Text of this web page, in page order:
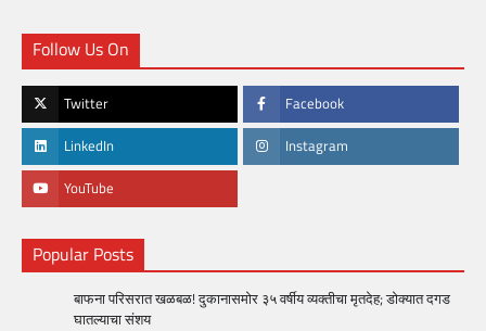
Follow Us On
Twitter Facebook
LinkedIn Instagram
YouTube
Popular Posts
बाफना परिसरात खळबळ! दुकानासमोर ३५ वर्षीय व्यक्तीचा मृतदेह; डोक्यात दगड
घातल्याचा संशय